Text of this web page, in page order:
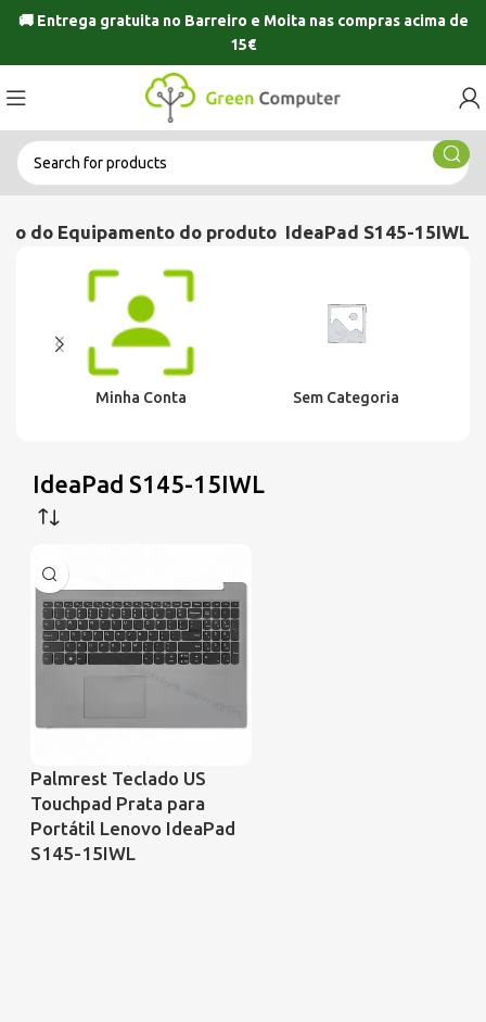
🚚 Entrega gratuita no Barreiro e Moitanas compras acima de
15€
do Equipamento do produto IdeaPad S145-15IWL
Minha Conta Sem Categoria
IdeaPad S145-15IWL
Palmrest Teclado US
Touchpad Prata para
Portátil Lenovo IdeaPad
S145-15IWL